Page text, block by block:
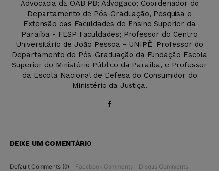
Advocacia da OAB PB; Advogado; Coordenador do
Departamento de Pós-Graduação, Pesquisa e
Extensão das Faculdades de Ensino Superior da
Paraíba - FESP Faculdades; Professor do Centro
Universitário de João Pessoa - UNIPÊ; Professor do
Departamento de Pós-Graduação da Fundação Escola
Superior do Ministério Público da Paraíba; e Professor
da Escola Nacional de Defesa do Consumidor do
Ministério da Justiça.
DEIXE UM COMENTÁRIO
Default Comments (0) Facebook Comments Disqus Comments